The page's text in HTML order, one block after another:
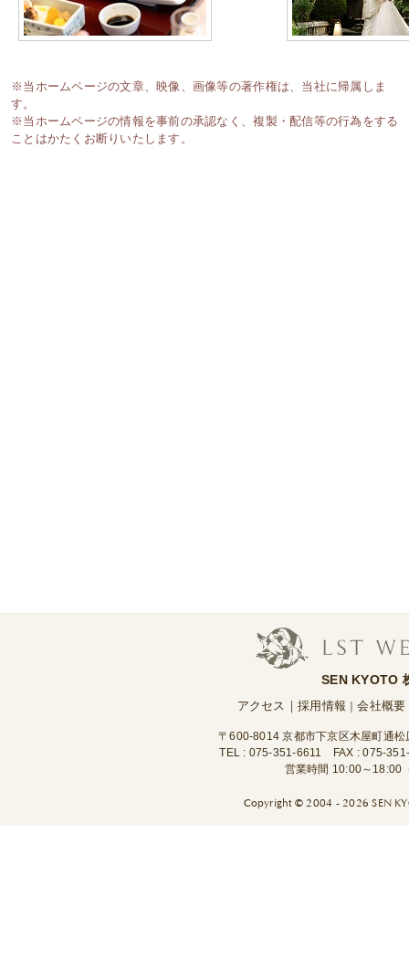
※当ホームページの文章、映像、画像等の著作権は、当社に帰属しま
す。
※当ホームページの情報を事前の承認なく、複製・配信等の行為をする
ことはかたくお断りいたします。
SEN KYOTO
アクセス ｜採用情報 ｜会社概要
〒600-8014 京都市下京区木屋町通
TEL : 075-351-6611
FAX : 075-
営業時間 10:00～18:00
Copyright ©2004 - 2026 SEN